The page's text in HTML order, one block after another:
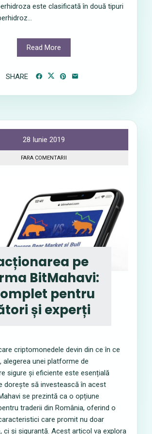
este clasificată în două tipuri
Read More
SHARE
28 Iunie 2019
FARA COMENTARII
pe
BitMahavi:
pentru
și experți
criptomonedele devin din ce în ce
alegerea unei platforme de
sigure și eficiente este esențială
dorește să investească în acest
se prezintă ca o opțiune
traderii din România, oferind o
care promit nu doar
ci și siguranță. Acest articol va explora